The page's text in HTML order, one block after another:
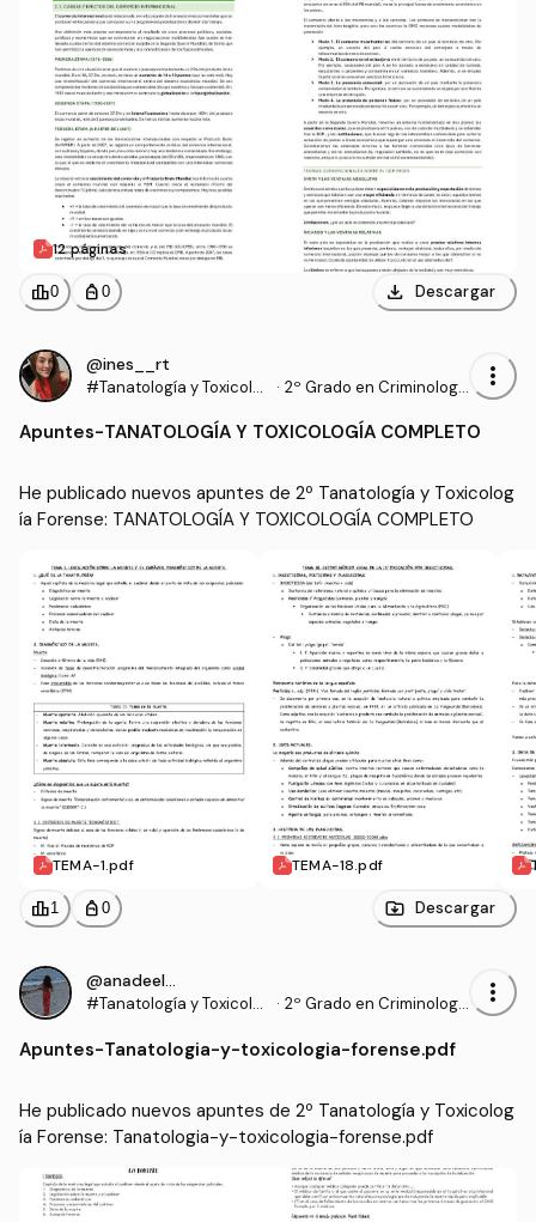
12 páginas
leaderboard0 personal_bag 0 download Descargar
@ines__rt
#Tanatología y Toxicolo
· 2º Grado en Criminologí
more_vert
Apuntes-TANATOLOGÍA Y TOXICOLOGÍA COMPLETO
He publicado nuevos apuntes de 2º Tanatología y Toxicolog
ía Forense: TANATOLOGÍA Y TOXICOLOGÍA COMPLETO
TEMA-1.pdf TEMA-18.pdf
leaderboard1 personal_bag 0 Descargar
@anadeelgado__
#Tanatología y Toxicolo
· 2º Grado en Criminologí
more_vert
Apuntes-Tanatologia-y-toxicologia-forense.pdf
He publicado nuevos apuntes de 2º Tanatología y Toxicolog
ía Forense: Tanatologia-y-toxicologia-forense.pdf